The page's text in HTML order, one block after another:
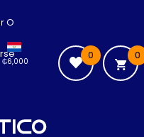
₲6,000
O
0
0